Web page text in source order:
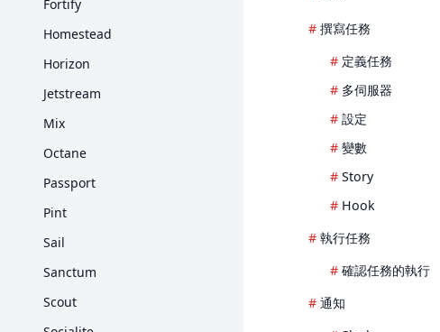
錯誤處理
日誌
通知
套件開發
佇列
頻率限制
任務排程
Fortify
Homestead
Horizon
Jetstream
Mix
Octane
Passport
Pint
Sail
Sanctum
Scout
撰寫任務
定義任務
多伺服器
設定
變數
Story
Hook
執行任務
確認任務的執行
通知